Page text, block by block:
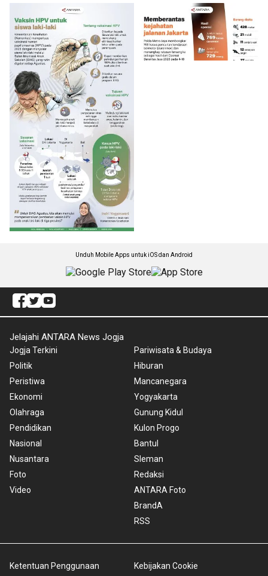
Unduh Mobile Apps untuk iOS dan Android
Jelajahi ANTARA News Jogja
Jogja Terkini
Politik
Peristiwa
Ekonomi
Olahraga
Pendidikan
Nasional
Nusantara
Foto
Video
Pariwisata & Budaya
Hiburan
Mancanegara
Yogyakarta
Gunung Kidul
Kulon Progo
Bantul
Sleman
Redaksi
ANTARA Foto
BrandA
RSS
Ketentuan Penggunaan Kebijakan Cookie